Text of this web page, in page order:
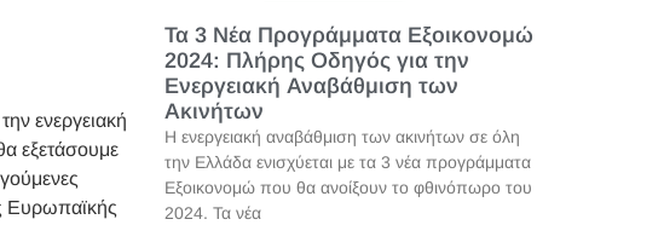
ενεργειακή
εξετάσουμε
Ευρωπαϊκής
Τα 3 Νέα Προγράμματα Εξοικονομώ
2024: Πλήρης Οδηγός για την
Ενεργειακή Αναβάθμιση των
Ακινήτων
Η ενεργειακή αναβάθμιση των ακινήτων σε όλη
την Ελλάδα ενισχύεται με τα 3 νέα προγράμματα
Εξοικονομώ που θα ανοίξουν το φθινόπωρο του
2024. Τα νέα